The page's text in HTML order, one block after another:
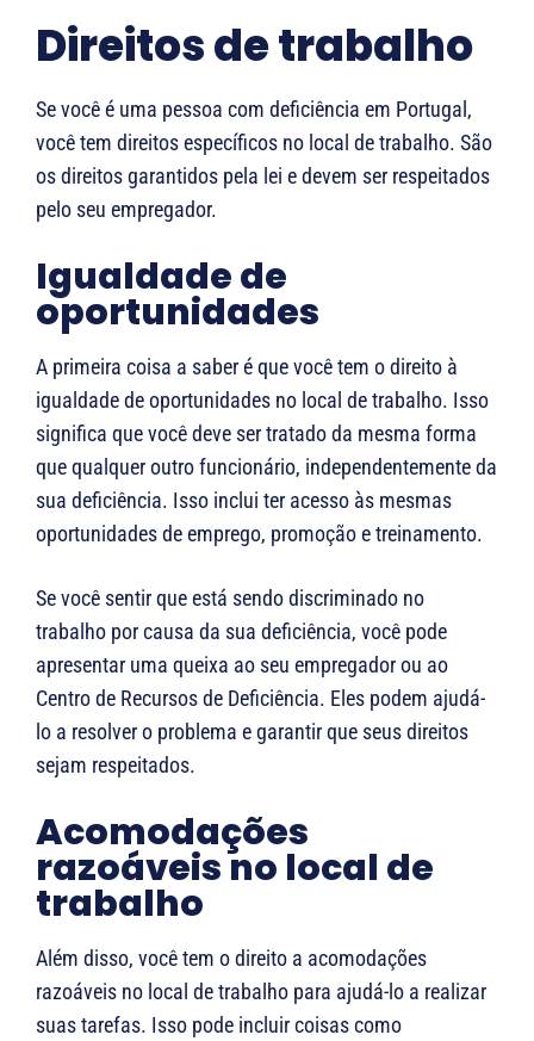
Direitos de trabalho
Se você é uma pessoa com deficiência em Portugal,
você tem direitos específicos no local de trabalho. São
os direitos garantidos pela lei e devem ser respeitados
pelo seu empregador.
Igualdade de
oportunidades
A primeira coisa a saber é que você tem o direito à
igualdade de oportunidades no local de trabalho. Isso
significa que você deve ser tratado da mesma forma
que qualquer outro funcionário, independentemente da
sua deficiência. Isso inclui ter acesso às mesmas
oportunidades de emprego, promoção e treinamento.
Se você sentir que está sendo discriminado no
trabalho por causa da sua deficiência, você pode
apresentar uma queixa ao seu empregador ou ao
Centro de Recursos de Deficiência. Eles podem ajudá-
lo a resolver o problema e garantir que seus direitos
sejam respeitados.
Acomodações
razoáveis no local de
trabalho
Além disso, você tem o direito a acomodações
razoáveis no local de trabalho para ajudá-lo a realizar
suas tarefas. Isso pode incluir coisas como